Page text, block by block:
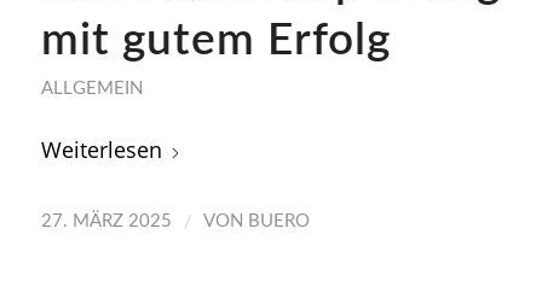
mit gutem Erfolg
ALLGEMEIN
Weiterlesen
27. MÄRZ 2025 / VON BUERO